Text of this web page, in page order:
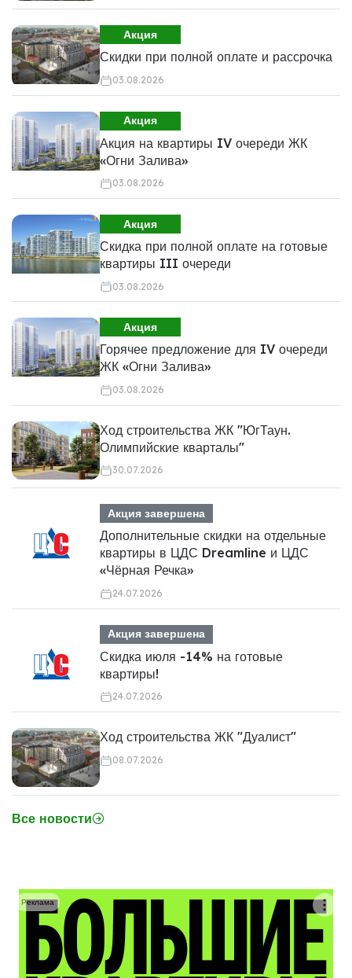
Акция
Скидки при полной оплате и рассрочка
03.08.2026
Акция
Акция на квартиры IV очереди ЖК
«Огни Залива»
03.08.2026
Акция
Скидка при полной оплате на готовые
квартиры III очереди
03.08.2026
Акция
Горячее предложение для IV очереди
ЖК «Огни Залива»
03.08.2026
Ход строительства ЖК "ЮгТаун.
Олимпийские кварталы"
30.07.2026
Акция завершена
Дополнительные скидки на отдельные
квартиры в ЦДС Dreamline и ЦДС
«Чёрная Речка»
24.07.2026
Акция завершена
Скидка июля -14% на готовые
квартиры!
24.07.2026
Ход строительства ЖК "Дуалист"
08.07.2026
Все новости
Реклама